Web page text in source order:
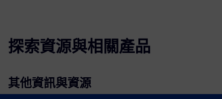
探索資源與相關產品
其他資訊與資源